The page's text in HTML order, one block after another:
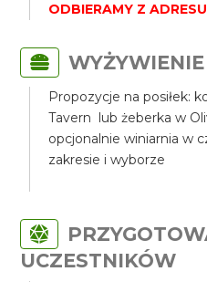
ODBIERAMY Z ADRESU
WYŻYWIENIE
Propozycje na posiłek:
Tavern lub żeberka w
opcjonalnie winiarnia w
zakresie i wyborze
UCZESTNIKÓW